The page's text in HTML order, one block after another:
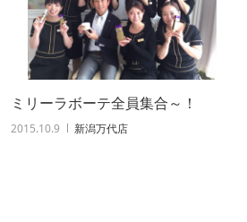
ミリーラボーテ全員集合～！
2015.10.9 新潟万代店